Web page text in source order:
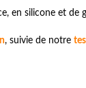
en silicone et
, suivie de notre